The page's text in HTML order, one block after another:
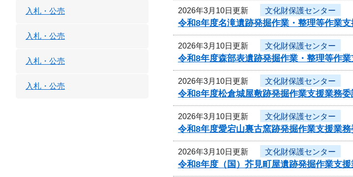
2026年3月10日更新 文化財保護センター
令和8年度名滝遺跡発掘作業・整理等作業
2026年3月10日更新 文化財保護センター
令和8年度森部表遺跡発掘作業・整理等作
2026年3月10日更新 文化財保護センター
令和8年度松倉城屋敷跡発掘作業支援業務
2026年3月10日更新 文化財保護センター
令和8年度愛宕山裏古窯跡発掘作業支援業
2026年3月10日更新 文化財保護センター
令和8年度（国）芥見町屋遺跡発掘作業支
入札・公売
入札・公売
入札・公売
入札・公売